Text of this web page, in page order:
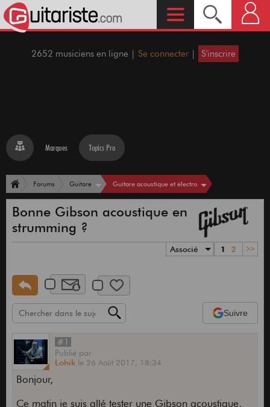
2652 musiciens en ligne | Se connecter | S'inscrire
Marques Topics Pro
Forums Guitare Guitare acoustique et électro
Bonne Gibson acoustique en
strumming ?
Associé 1 2 >>
Suivre
#1
Publié par
Lohik le 26 Août 2017, 18:34
Bonjour,
Ce matin je suis allé tester une Gibson acoustique,